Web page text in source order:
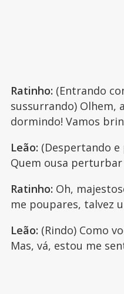
Ratinho: (Entrando
sussurrando) Olhem,
dormindo! Vamos
Leão: (Despertando e
Quem ousa perturbar
Ratinho: Oh,
me poupares, talvez
Leão: (Rindo) Como
Mas, vá, estou me